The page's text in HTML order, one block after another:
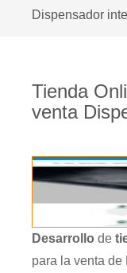
Dispensador
Tienda
venta
Desarrollo de
para la venta